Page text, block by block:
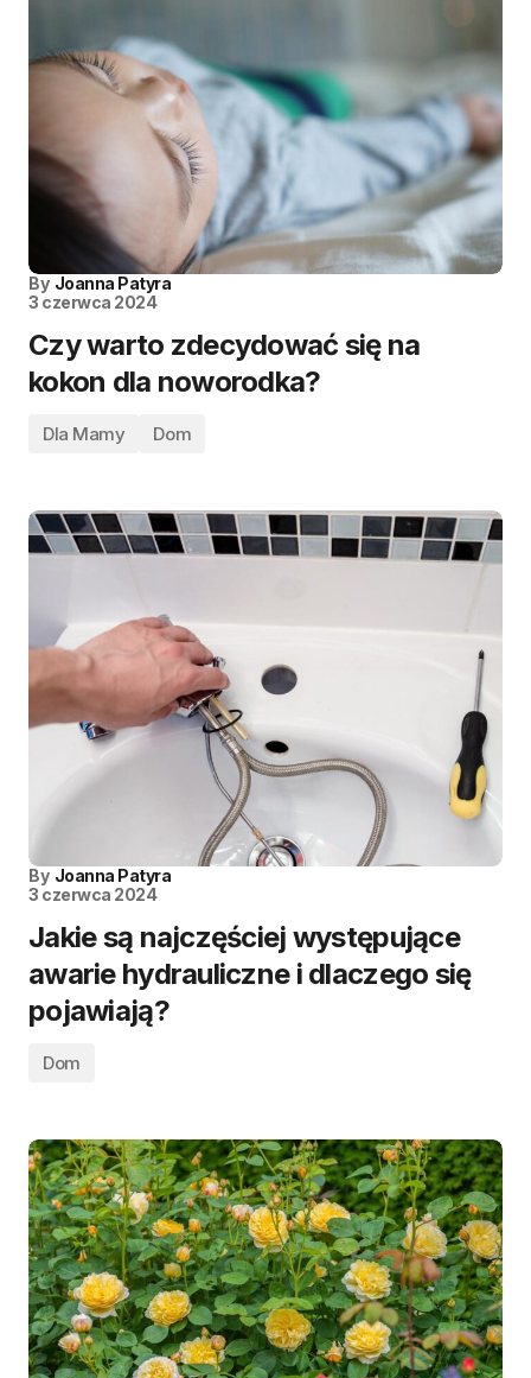
By Joanna Patyra
3 czerwca 2024
Czy warto zdecydować się na
kokon dla noworodka?
Dla Mamy Dom
By Joanna Patyra
3 czerwca 2024
Jakie są najczęściej występujące
awarie hydrauliczne i dlaczego się
pojawiają?
Dom